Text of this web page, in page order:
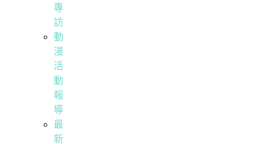
專
訪
動
漫
活
動
報
導
最
新